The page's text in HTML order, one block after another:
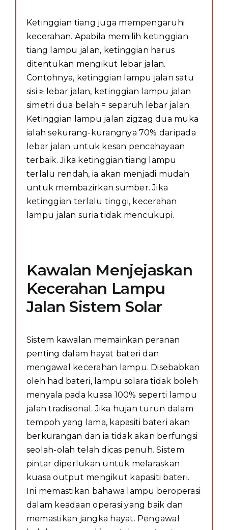
Ketinggian tiang juga mempengaruhi
kecerahan. Apabila memilih ketinggian
tiang lampu jalan, ketinggian harus
ditentukan mengikut lebar jalan.
Contohnya, ketinggian lampu jalan satu
sisi ≥ lebar jalan, ketinggian lampu jalan
simetri dua belah = separuh lebar jalan.
Ketinggian lampu jalan zigzag dua muka
ialah sekurang-kurangnya 70% daripada
lebar jalan untuk kesan pencahayaan
terbaik. Jika ketinggian tiang lampu
terlalu rendah, ia akan menjadi mudah
untuk membazirkan sumber. Jika
ketinggian terlalu tinggi, kecerahan
lampu jalan suria tidak mencukupi.
Kawalan Menjejaskan
Kecerahan Lampu
Jalan Sistem Solar
Sistem kawalan memainkan peranan
penting dalam hayat bateri dan
mengawal kecerahan lampu. Disebabkan
oleh had bateri, lampu solara tidak boleh
menyala pada kuasa 100% seperti lampu
jalan tradisional. Jika hujan turun dalam
tempoh yang lama, kapasiti bateri akan
berkurangan dan ia tidak akan berfungsi
seolah-olah telah dicas penuh. Sistem
pintar diperlukan untuk melaraskan
kuasa output mengikut kapasiti bateri.
Ini memastikan bahawa lampu beroperasi
dalam keadaan operasi yang baik dan
memastikan jangka hayat. Pengawal